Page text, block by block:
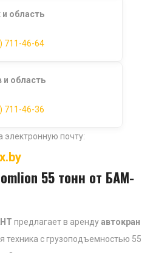
и область
711-46-64
и область
711-46-36
электронную почту:
55 тонн от БАМ-
предлагает в арендуавтокран
техника с грузоподъемностью 55